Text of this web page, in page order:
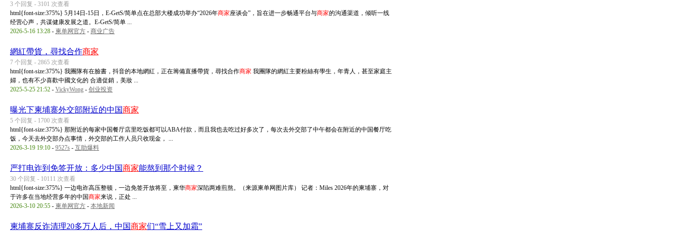
3 个回复 - 3101 次查看
html{font-size:375%} 5月14日-15日，E-GetS/简单点在总部大楼成功举办“2026年商家座谈会”，旨在进一步畅通平台与商家的沟通渠道，倾听一线
经营心声，共谋健康发展之道。E-GetS/简单 ...
2026-5-16 13:28 - 柬单网官方 - 商业广告
網紅帶貨，尋找合作商家
7 个回复 - 2865 次查看
html{font-size:375%} 我團隊有在臉書，抖音的本地網紅，正在籌備直播帶貨，尋找合作商家 我團隊的網紅主要粉絲有學生，年青人，甚至家庭主
婦，也有不少喜歡中國文化的 合適促銷，美妝 ...
2025-5-25 21:52 - VickyWong - 创业投资
曝光下柬埔寨外交部附近的中国商家
5 个回复 - 1700 次查看
html{font-size:375%} 那附近的每家中国餐厅店里吃饭都可以ABA付款，而且我也去吃过好多次了，每次去外交部了中午都会在附近的中国餐厅吃
饭，今天去外交部办点事情，外交部的工作人员只收现金， ...
2026-3-19 19:10 - 9527s - 互助爆料
严打电诈到免签开放：多少中国商家能熬到那个时候？
30 个回复 - 10111 次查看
html{font-size:375%} 一边电诈高压整顿，一边免签开放将至，柬华商家深陷两难煎熬。（来源柬单网图片库） 记者：Miles 2026年的柬埔寨，对
于许多在当地经营多年的中国商家来说，正处 ...
2026-3-10 20:55 - 柬单网官方 - 本地新闻
柬埔寨反诈清理20多万人后，中国商家们“雪上又加霜”